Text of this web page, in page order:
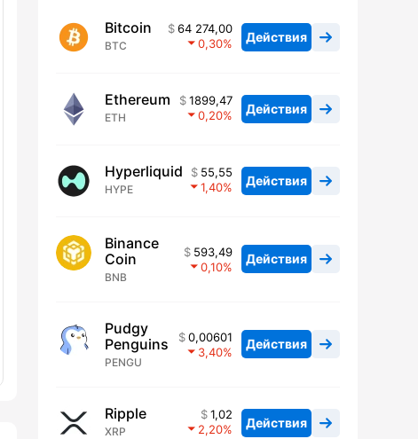
Bitcoin
BTC
64 274,00
0,30
Действия
Ethereum
ETH
1899,47
0,20
Действия
Hyperliquid
HYPE
55,55
1,40
Действия
Binance
Coin
BNB
593,49
0,10
Действия
Pudgy
Penguins
PENGU
0,00601
3,40
Действия
Ripple
XRP
1,02
2,20
Действия